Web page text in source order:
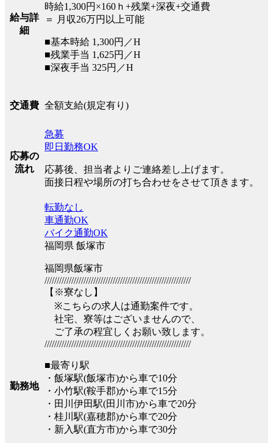
給与詳
細
時給1,300円×160ｈ+残業+深夜+交通費
＝ 月収26万円以上可能
■基本時給 1,300円／H
■残業手当 1,625円／H
■深夜手当 325円／H
交通費 全額支給(規定有り)
応募の
流れ
急募
即日勤務OK
応募後、担当者よりご連絡差し上げます。
面接日程や場所の打ち合わせをさせて頂きます。
勤務地
転勤なし
車通勤OK
バイク通勤OK
福岡県 飯塚市
福岡県飯塚市
////////////////////////////////////////////////////////////
【※寮なし】
※こちらの求人は通勤案件です。
社宅、寮等はございませんので、
ご了承の程宜しくお願い致します。
////////////////////////////////////////////////////////////
■最寄り駅
・飯塚駅(飯塚市)から車で10分
・小竹駅(鞍手郡)から車で15分
・田川伊田駅(田川市)から車で20分
・桂川駅(嘉穂郡)から車で20分
・新入駅(直方市)から車で30分